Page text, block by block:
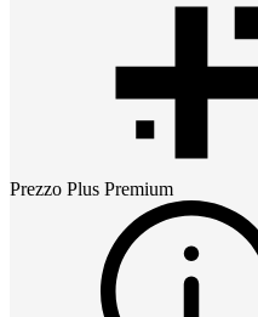
Prezzo Plus Premium